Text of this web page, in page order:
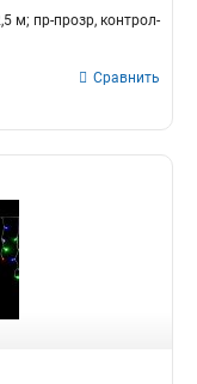
м; пр-прозр, контрол-
Сравнить